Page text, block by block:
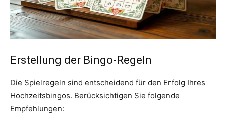
Erstellung der Bingo-Regeln
Die Spielregeln sind entscheidend für den Erfolg Ihres
Hochzeitsbingos. Berücksichtigen Sie folgende
Empfehlungen: